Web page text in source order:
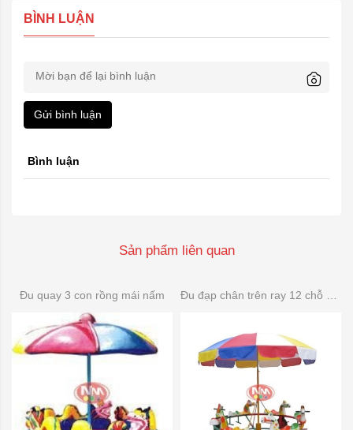
BÌNH LUẬN
Gửi bình luận
Bình luận
Sản phẩm liên quan
Đu quay 3 con rồng mái nấm